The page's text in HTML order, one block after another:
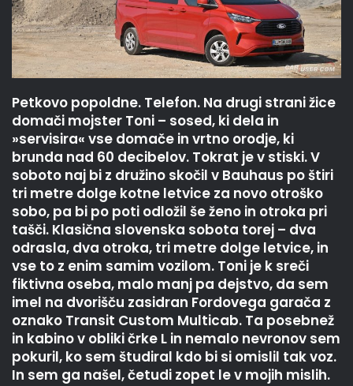
Petkovo popoldne. Telefon. Na drugi strani žice
domači mojster Toni – sosed, ki dela in
»servisira« vse domače in vrtno orodje, ki
brunda nad 60 decibelov. Tokrat je v stiski. V
soboto naj bi z družino skočil v Bauhaus po štiri
tri metre dolge kotne letvice za novo otroško
sobo, pa bi po poti odložil še ženo in otroka pri
tašči. Klasična slovenska sobota torej – dva
odrasla, dva otroka, tri metre dolge letvice, in
vse to z enim samim vozilom. Toni je k sreči
fiktivna oseba, malo manj pa dejstvo, da sem
imel na dvorišču zasidran Fordovega garača z
oznako Transit Custom Multicab. Ta posebnež
in kabino v obliki črke L in nemalo nevronov sem
pokuril, ko sem študiral kdo bi si omislil tak voz.
In sem ga našel, četudi zopet le v mojih mislih.